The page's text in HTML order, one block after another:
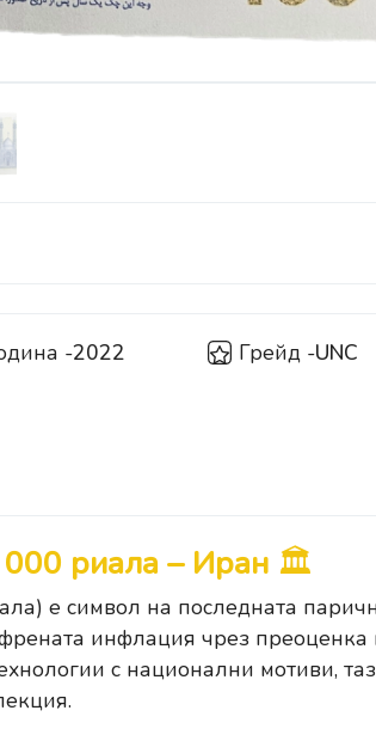
-2022 Грейд -UNC
риала – Иран 🏛️
е символ на последната
инфлация чрез преоценка
с национални мотиви,